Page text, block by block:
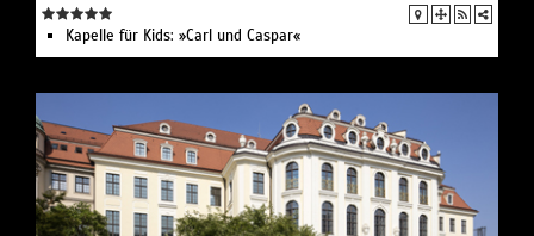
Kapelle für Kids: »Carl und Caspar«